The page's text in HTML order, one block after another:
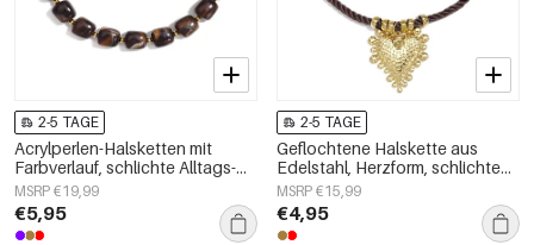
2-5 TAGE
Acrylperlen-Halsketten mit
Farbverlauf, schlichte Alltags-
Serie, Damenschmuck
MSRP €19,99
€5,95
2-5 TAGE
Geflochtene Halskette aus
Edelstahl, Herzform, schlichte
Alltags-Serie, Damenschmuck
MSRP €15,99
€4,95